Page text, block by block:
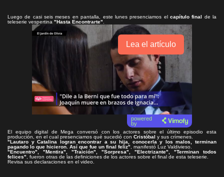
Luego de casi seis meses en pantalla, este lunes presenciamos el capítulo final de la
teleserie vespertina "Hasta Encontrarte"
Lea el artículo
powered
by
El equipo digital de Mega conversó con los actores sobre el último episodio esta
producción, en el cual presenciamos qué sucedió con Cristóbal y sus crímenes.
"Lautaro y Catalina logran encontrar a su hija, conocerla y los malos, terminan
pagando lo que hicieron. Así que fue un final feliz" , manifestó Luz Valdivieso.
"Encuentro", "Mentira", "Traición", "Sorpresa", "Electrizante", "Terminan todos
felices" , fueron otras de las definiciones de los actores sobre el final de esta teleserie.
Revisa sus declaraciones en el video.